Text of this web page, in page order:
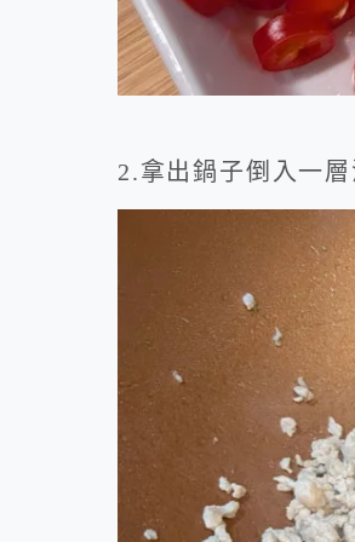
2.拿出鍋子倒入一